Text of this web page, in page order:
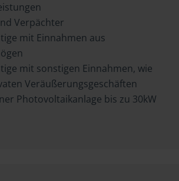
Verpächter
mit Einnahmen aus
mit sonstigen Einnahmen, wie
Veräußerungsgeschäften
Photovoltaikanlage bis zu 30kW